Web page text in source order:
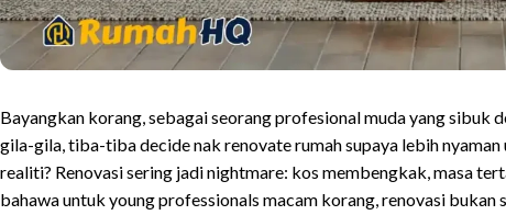
Bayangkan korang, sebagai seorang profesional muda yang sibuk
gila-gila, tiba-tiba decide nak renovate rumah supaya lebih
realiti? Renovasi sering jadi nightmare: kos membengkak, masa
bahawa untuk young professionals macam korang, renovasi